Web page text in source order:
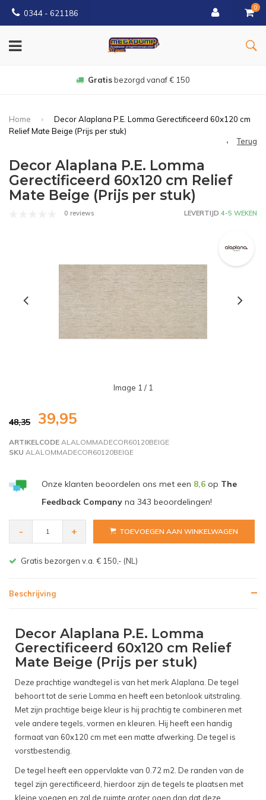
0344 - 621186
0
Gratisbezorgd vanaf € 150
Home
Decor Alaplana P.E. Lomma Gerectificeerd 60x120 cm
Relief Mate Beige (Prijs per stuk)
Terug
Decor Alaplana P.E. Lomma
Gerectificeerd 60x120 cm Relief
Mate Beige (Prijs per stuk)
0 reviews LEVERTIJD 4-5 WEKEN
Image 1 / 1
48,35 39,95
ARTIKELCODE ALALOMMADECOR60120BEIGE
SKU ALALOMMADECOR60120BEIGE
Onze klanten beoordelen ons met een 8,6op The
Feedback Companyna 343 beoordelingen!
- + TOEVOEGEN AAN WINKELWAGEN
Gratis bezorgen v.a. € 150,- (NL)
Beschrijving
Decor Alaplana P.E. Lomma
Gerectificeerd 60x120 cm Relief
Mate Beige (Prijs per stuk)
Deze prachtige wandtegel is van het merk Alaplana. De tegel
behoort tot de serie Lomma en heeft een betonlook uitstraling.
Met zijn prachtige beige kleur is hij prachtig te combineren met
vele andere tegels, vormen en kleuren. Hij heeft een handig
formaat van 60x120 cm met een matte afwerking. De tegel is
vorstbestendig.
De tegel heeft een oppervlakte van 0.72 m2. De randen van de
tegel zijn gerectificeerd, hierdoor zijn de tegels te plaatsen met
kleine voegen en zal de ruimte groter ogen dan dat deze